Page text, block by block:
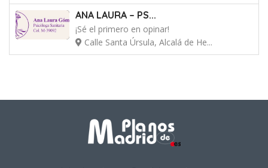
ANA LAURA – PS...
¡Sé el primero en opinar!
Calle Santa Úrsula, Alcalá de He...